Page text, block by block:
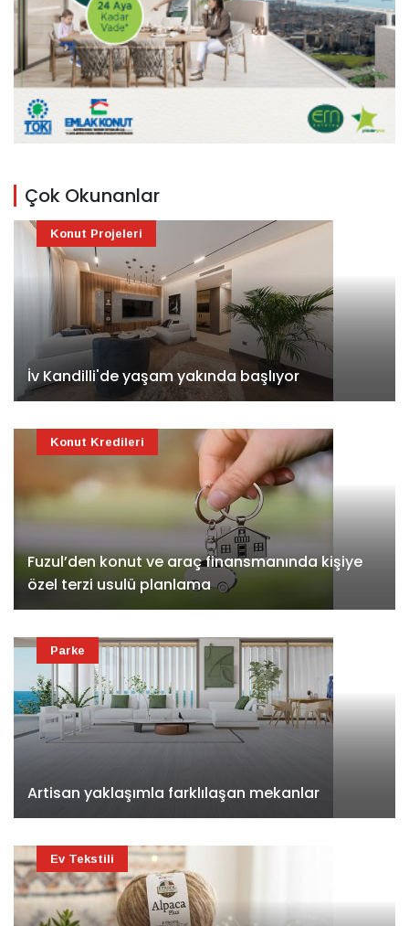
Çok Okunanlar
İv Kandilli'de yaşam yakında başlıyor
Konut Projeleri
Fuzul’den konut ve araç finansmanında kişiye
özel terzi usulü planlama
Konut Kredileri
Artisan yaklaşımla farklılaşan mekanlar
Parke
Ev Tekstili